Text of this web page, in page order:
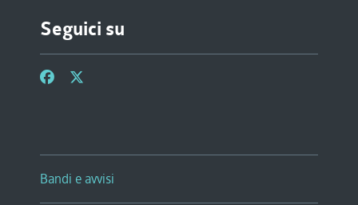
Seguici su
Bandi e avvisi